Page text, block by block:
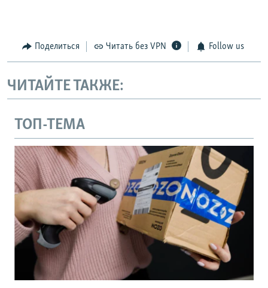
Поделиться Читать без VPN Follow us
ЧИТАЙТЕ ТАКЖЕ:
ТОП-ТЕМА